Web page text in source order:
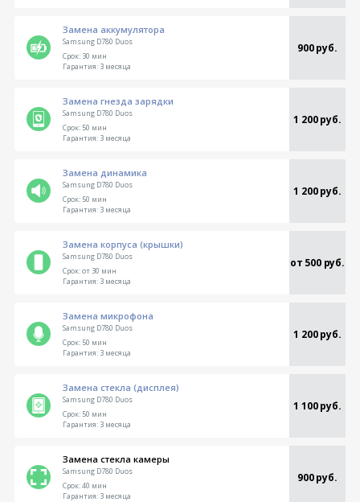
Замена аккумулятора
Samsung D780 Duos 900 руб.
Срок:30 мин
Гарантия:3 месяца
Замена гнезда зарядки
Samsung D780 Duos 1 200 руб.
Срок:50 мин
Гарантия:3 месяца
Замена динамика
Samsung D780 Duos 1 200 руб.
Срок:50 мин
Гарантия:3 месяца
Замена корпуса (крышки)
Samsung D780 Duos от 500 руб.
Срок:от 30 мин
Гарантия:3 месяца
Замена микрофона
Samsung D780 Duos 1 200 руб.
Срок:50 мин
Гарантия:3 месяца
Замена стекла (дисплея)
Samsung D780 Duos 1 100 руб.
Срок:50 мин
Гарантия:3 месяца
Замена стекла камеры
Samsung D780 Duos 900 руб.
Срок:40 мин
Гарантия:3 месяца